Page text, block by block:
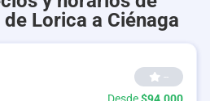
Lorica a Ciénaga
--